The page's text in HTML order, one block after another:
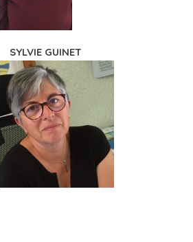
SYLVIE GUINET